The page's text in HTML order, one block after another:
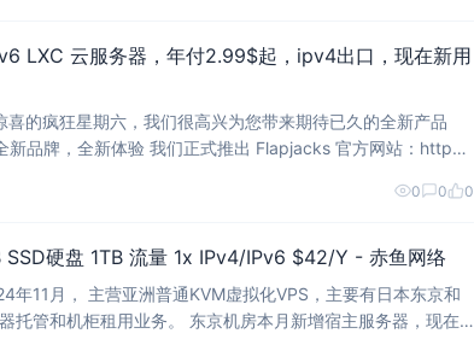
LXC 云服务器，年付2.99$起，ipv4出口，现在新用
未有
0 0 0
硬盘 1TB 流量 1x IPv4/IPv6 $42/Y - 赤鱼网络
年11月， 主营亚洲普通KVM虚拟化VPS，主要有日本东京和
东京机房本月新增宿主服务器，现在